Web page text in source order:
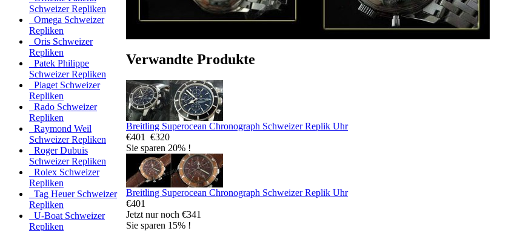
Schweizer Repliken
Omega Schweizer
Repliken
Oris Schweizer
Repliken
Patek Philippe
Schweizer Repliken
Piaget Schweizer
Repliken
Rado Schweizer
Repliken
Raymond Weil
Schweizer Repliken
Roger Dubuis
Schweizer Repliken
Rolex Schweizer
Repliken
Tag Heuer Schweizer
Repliken
U-Boat Schweizer
Repliken
Verwandte Produkte
Breitling Superocean Chronograph Schweizer Replik Uhr
€401
€320
Sie sparen 20% !
Breitling Superocean Chronograph Schweizer Replik Uhr
€401
Jetzt nur noch €341
Sie sparen 15% !